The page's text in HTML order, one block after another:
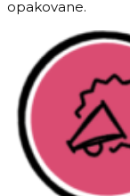
opakovane.